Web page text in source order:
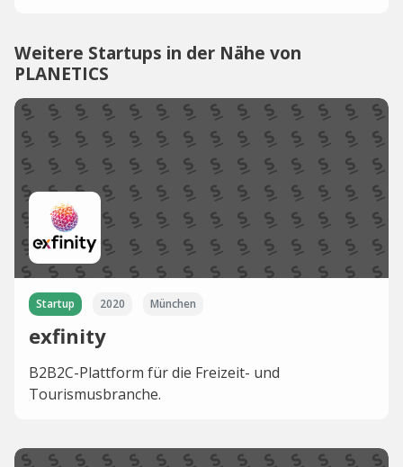
Weitere Startups in der Nähe von
PLANETICS
Startup 2020 München
exfinity
B2B2C-Plattform für die Freizeit- und
Tourismusbranche.